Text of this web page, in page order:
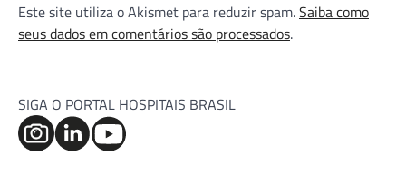
Este site utiliza o Akismet para reduzir spam.Saiba como
seus dados em comentários são processados.
SIGA O PORTAL HOSPITAIS BRASIL